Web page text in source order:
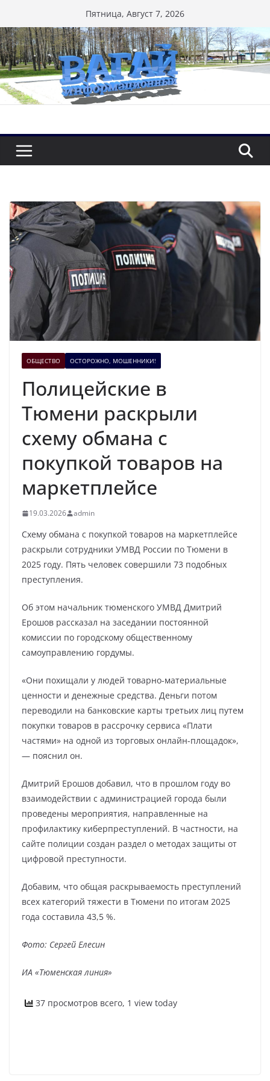
к
содержимому
Пятница, Август 7, 2026
ОБЩЕСТВО ОСТОРОЖНО, МОШЕННИКИ!
Полицейские в
Тюмени раскрыли
схему обмана с
покупкой товаров на
маркетплейсе
19.03.2026 admin
Схему обмана с покупкой товаров на маркетплейсе
раскрыли сотрудники УМВД России по Тюмени в
2025 году. Пять человек совершили 73 подобных
преступления.
Об этом начальник тюменского УМВД Дмитрий
Ерошов рассказал на заседании постоянной
комиссии по городскому общественному
самоуправлению гордумы.
«Они похищали у людей товарно-материальные
ценности и денежные средства. Деньги потом
переводили на банковские карты третьих лиц путем
покупки товаров в рассрочку сервиса «Плати
частями» на одной из торговых онлайн-площадок»,
— пояснил он.
Дмитрий Ерошов добавил, что в прошлом году во
взаимодействии с администрацией города были
проведены мероприятия, направленные на
профилактику киберпреступлений. В частности, на
сайте полиции создан раздел о методах защиты от
цифровой преступности.
Добавим, что общая раскрываемость преступлений
всех категорий тяжести в Тюмени по итогам 2025
года составила 43,5 %.
Фото: Сергей Елесин
ИА «Тюменская линия»
37 просмотров всего, 1 view today